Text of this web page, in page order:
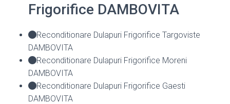
Frigorifice DAMBOVITA
Reconditionare Dulapuri Frigorifice Targoviste
DAMBOVITA
Reconditionare Dulapuri Frigorifice Moreni
DAMBOVITA
Reconditionare Dulapuri Frigorifice Gaesti
DAMBOVITA